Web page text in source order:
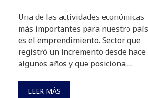
Una de las actividades económicas
más importantes para nuestro país
es el emprendimiento. Sector que
registró un incremento desde hace
algunos años y que posiciona …
LEER MÁS